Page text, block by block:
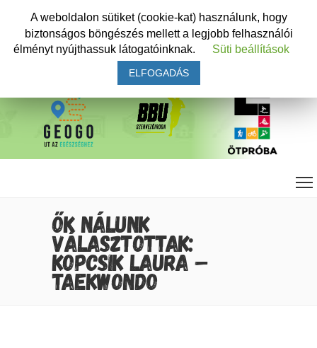
ŐK NÁLUNK
VÁLASZTOTTAK:
KOPCSIK LAURA –
TAEKWONDO
A weboldalon sütiket (cookie-kat) használunk, hogy
biztonságos böngészés mellett a legjobb felhasználói
élményt nyújthassuk látogatóinknak.
Süti beállítások
ELFOGADÁS